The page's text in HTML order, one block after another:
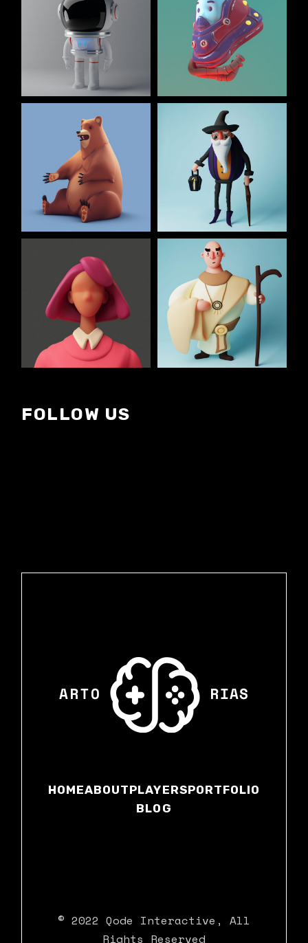
FOLLOW US
HOMEABOUTPLAYERSPORTFOLIO
BLOG
© 2022 Qode Interactive , All
Rights Reserved